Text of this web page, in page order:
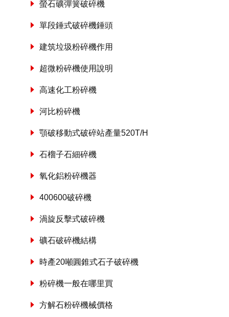
螢石礦彈簧破碎機
單段錘式破碎機錘頭
建筑垃圾粉碎機作用
超微粉碎機使用說明
高速化工粉碎機
河比粉碎機
顎破移動式破碎站產量520T/H
石榴子石細碎機
氧化鋁粉碎機器
400600破碎機
渦旋反擊式破碎機
礦石破碎機結構
時產20噸圓錐式石子破碎機
粉碎機一般在哪里買
方解石粉碎機械價格